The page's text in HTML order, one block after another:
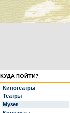
КУДА ПОЙТИ?
Кинотеатры
Театры
Музеи